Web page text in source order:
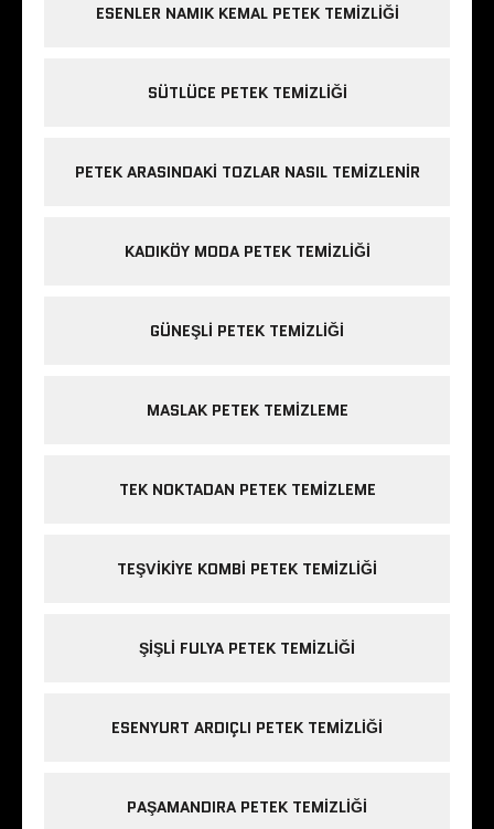
ESENLER NAMIK KEMAL PETEK TEMIZLIĞI
SÜTLÜCE PETEK TEMIZLIĞI
PETEK ARASINDAKI TOZLAR NASIL TEMIZLENIR
KADIKÖY MODA PETEK TEMIZLIĞI
GÜNEŞLI PETEK TEMIZLIĞI
MASLAK PETEK TEMIZLEME
TEK NOKTADAN PETEK TEMIZLEME
TEŞVIKIYE KOMBI PETEK TEMIZLIĞI
ŞIŞLI FULYA PETEK TEMIZLIĞI
ESENYURT ARDIÇLI PETEK TEMIZLIĞI
PAŞAMANDIRA PETEK TEMIZLIĞI